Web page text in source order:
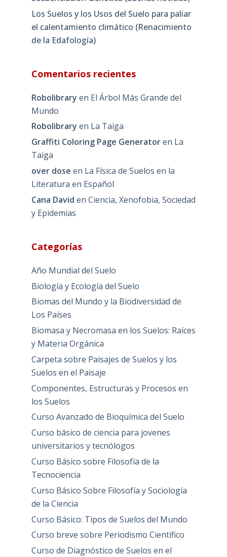
Los Suelos y los Usos del Suelo para paliar
el calentamiento climático (Renacimiento
de la Edafología)
Comentarios recientes
Robolibrary en El Árbol Más Grande del
Mundo
Robolibrary en La Taiga
Graffiti Coloring Page Generatoren La
Taiga
over dose en La Física de Suelos en la
Literatura en Español
Cana David en Ciencia, Xenofobia, Sociedad
y Epidemias
Categorías
Año Mundial del Suelo
Biología y Ecología del Suelo
Biomas del Mundo y la Biodiversidad de
Los Países
Biomasa y Necromasa en los Suelos: Raíces
y Materia Orgánica
Carpeta sobre Paisajes de Suelos y los
Suelos en el Paisaje
Componentes, Estructuras y Procesos en
los Suelos
Curso Avanzado de Bioquímica del Suelo
Curso básico de ciencia para jovenes
universitarios y tecnólogos
Curso Básico sobre Filosofía de la
Tecnociencia
Curso Básico Sobre Filosofía y Sociología
de la Ciencia
Curso Básico: Tipos de Suelos del Mundo
Curso breve sobre Periodismo Científico
Curso de Diagnóstico de Suelos en el